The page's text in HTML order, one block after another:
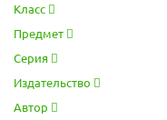
Класс
Предмет
Серия
Издательство
Автор